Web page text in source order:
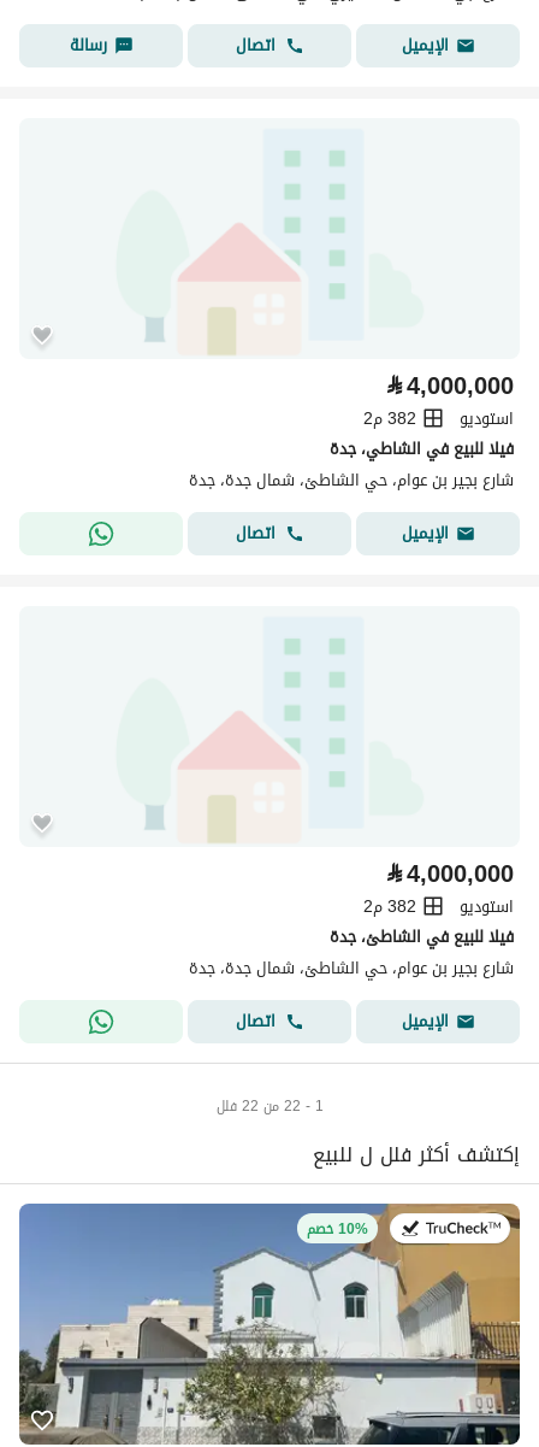
الإيميل
اتصال رسالة
⃁4,000,000
استوديو
382 م2
فيلا للبيع في الشاطي، جدة
شارع بجير بن عوام، حي الشاطئ، شمال جدة، جدة
الإيميل
اتصال
⃁4,000,000
استوديو
382 م2
فيلا للبيع في الشاطئ، جدة
شارع بجير بن عوام، حي الشاطئ، شمال جدة، جدة
الإيميل
اتصال
1 - 22 من 22 فلل
إكتشف أكثر فلل ل للبيع
في:27 يوليو 202610% خصم